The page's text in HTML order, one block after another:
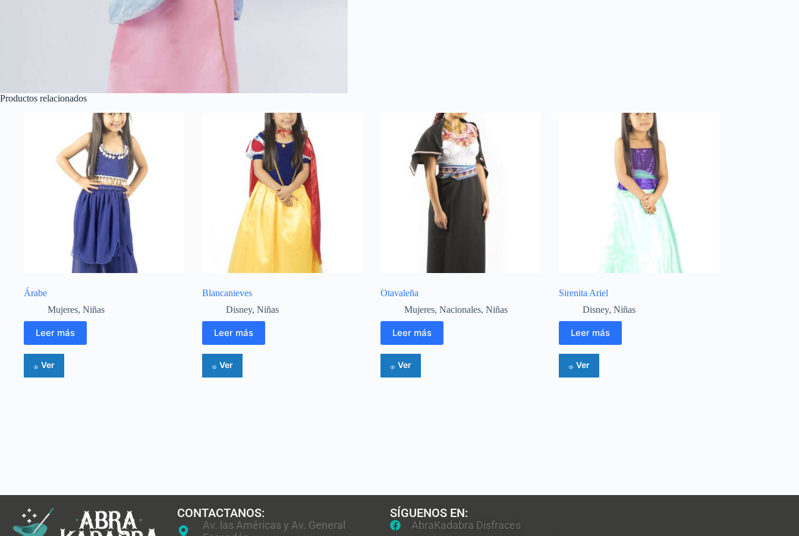
Productos relacionados
Árabe
Mujeres, Niñas
Leer más
Ver
Blancanieves
Disney, Niñas
Leer más
Ver
Otavaleña
Mujeres, Nacionales, Niñas
Leer más
Ver
Sirenita Ariel
Disney, Niñas
Leer más
Ver
CONTACTANOS:
Av. las Américas y Av. General
SÍGUENOS EN:
AbraKadabra Disfraces